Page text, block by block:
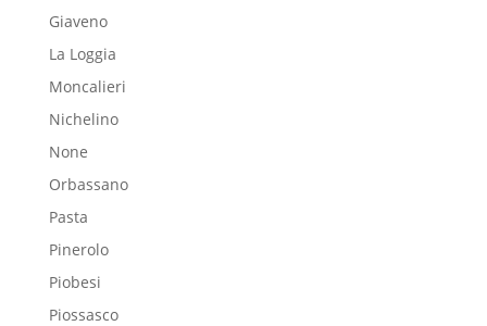
Giaveno
La Loggia
Moncalieri
Nichelino
None
Orbassano
Pasta
Pinerolo
Piobesi
Piossasco